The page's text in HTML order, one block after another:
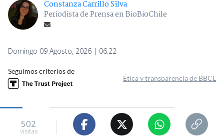
Constanza Carrillo Silva
Periodista de Prensa en BioBioChile
Domingo 09 Agosto, 2026 | 06:22
Seguimos criterios de
Ética y transparencia de BBCL
502
visitas